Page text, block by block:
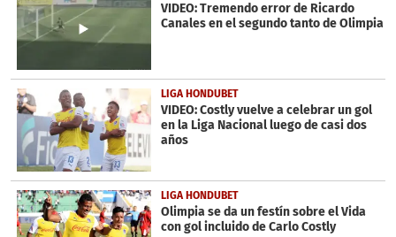
VIDEO: Tremendo error de Ricardo
Canales en el segundo tanto de Olimpia
LIGA HONDUBET
VIDEO: Costly vuelve a celebrar un gol
en la Liga Nacional luego de casi dos
años
LIGA HONDUBET
Olimpia se da un festín sobre el Vida
con gol incluido de Carlo Costly